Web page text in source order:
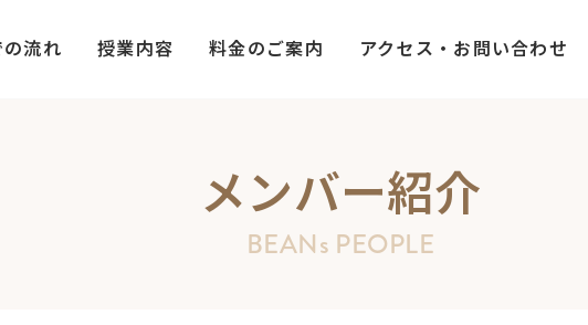
流れ 授業内容 料金のご案内 アクセス・お問い合わせ
メンバー紹介
BEANs PEOPLE